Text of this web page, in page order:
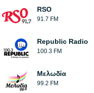
RSO
91.7 FM
Republic Radio
100.3 FM
Μελωδία
99.2 FM